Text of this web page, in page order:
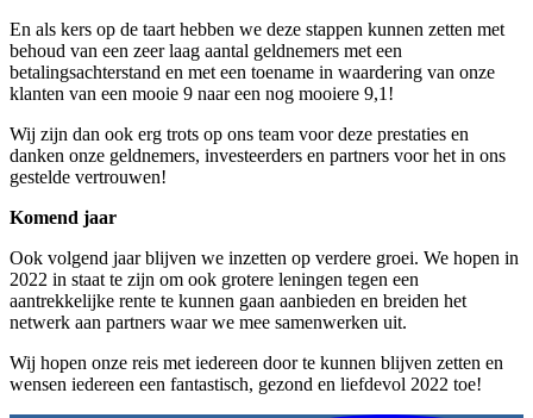
En als kers op de taart hebben we deze stappen kunnen zetten met
behoud van een zeer laag aantal geldnemers met een
betalingsachterstand en met een toename in waardering van onze
klanten van een mooie 9 naar een nog mooiere 9,1!
Wij zijn dan ook erg trots op ons team voor deze prestaties en
danken onze geldnemers, investeerders en partners voor het in ons
gestelde vertrouwen!
Komend jaar
Ook volgend jaar blijven we inzetten op verdere groei. We hopen in
2022 in staat te zijn om ook grotere leningen tegen een
aantrekkelijke rente te kunnen gaan aanbieden en breiden het
netwerk aan partners waar we mee samenwerken uit.
Wij hopen onze reis met iedereen door te kunnen blijven zetten en
wensen iedereen een fantastisch, gezond en liefdevol 2022 toe!